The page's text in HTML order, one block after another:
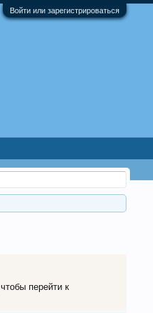
Войти или зарегистрироваться
перейти к